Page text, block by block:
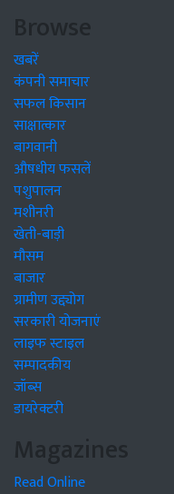
Browse
खबरें
कंपनी समाचार
सफल किसान
साक्षात्कार
बागवानी
औषधीय फसलें
पशुपालन
मशीनरी
खेती-बाड़ी
मौसम
बाजार
ग्रामीण उद्द्योग
सरकारी योजनाएं
लाइफ स्टाइल
सम्पादकीय
जॉब्स
डायरेक्टरी
Magazines
Read Online